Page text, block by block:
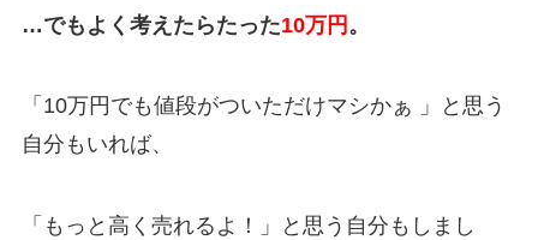
…でもよく考えたらたった10万円 。
「10万円でも値段がついただけマシかぁ
」と思う
自分もいれば、
「もっと高く売れるよ！」と思う自分もしまし